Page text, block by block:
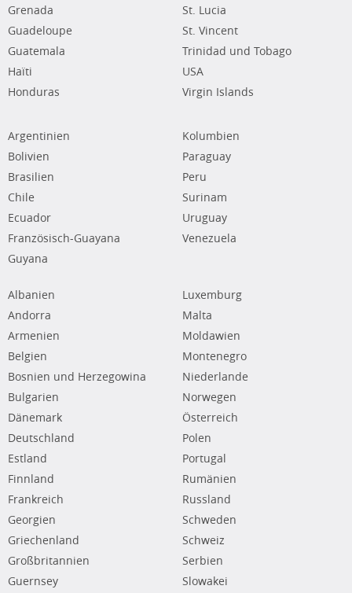
Grenada
Guadeloupe
Guatemala
Haïti
Honduras
St. Lucia
St. Vincent
Trinidad und Tobago
USA
Virgin Islands
Argentinien
Bolivien
Brasilien
Chile
Ecuador
Französisch-Guayana
Guyana
Kolumbien
Paraguay
Peru
Surinam
Uruguay
Venezuela
Albanien
Andorra
Armenien
Belgien
Bosnien und Herzegowina
Bulgarien
Dänemark
Deutschland
Estland
Finnland
Frankreich
Georgien
Griechenland
Großbritannien
Guernsey
Luxemburg
Malta
Moldawien
Montenegro
Niederlande
Norwegen
Österreich
Polen
Portugal
Rumänien
Russland
Schweden
Schweiz
Serbien
Slowakei